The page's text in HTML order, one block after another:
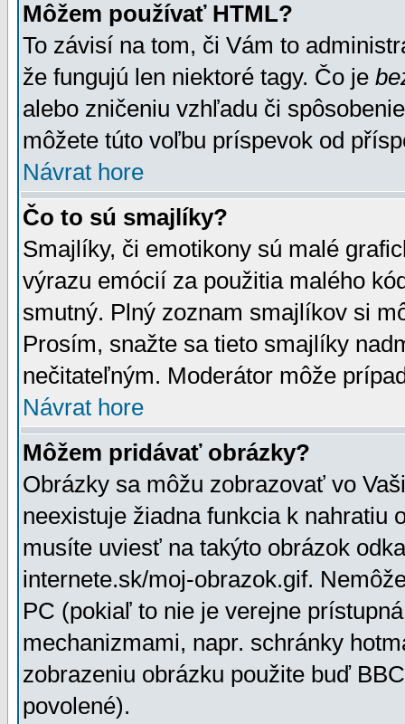
Môžem používať HTML?
To závisí na tom, či Vám to
že fungujú len niektoré tagy. Čo je
alebo zničeniu vzhľadu či
môžete túto voľbu príspevok od
Návrat hore
Čo to sú smajlíky?
Smajlíky, či emotikony sú malé
výrazu emócií za použitia malého
smutný. Plný zoznam smajlíkov si
Prosím, snažte sa tieto smajlíky
nečitateľným. Moderátor môže
Návrat hore
Môžem pridávať obrázky?
Obrázky sa môžu zobrazovať vo
neexistuje žiadna funkcia k nahratiu
musíte uviesť na takýto obrázok
internete.sk/moj-obrazok.gif.
PC (pokiaľ to nie je verejne
mechanizmami, napr. schránky
zobrazeniu obrázku použite buď
povolené).